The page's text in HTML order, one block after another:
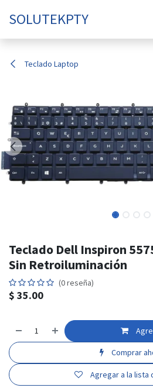
SOLUTEKPTY
Teclado Laptop
Teclado Dell Inspiron
Sin Retroiluminación
(0 reseña)
$ 35.00
Comprar
Agregar a la lista